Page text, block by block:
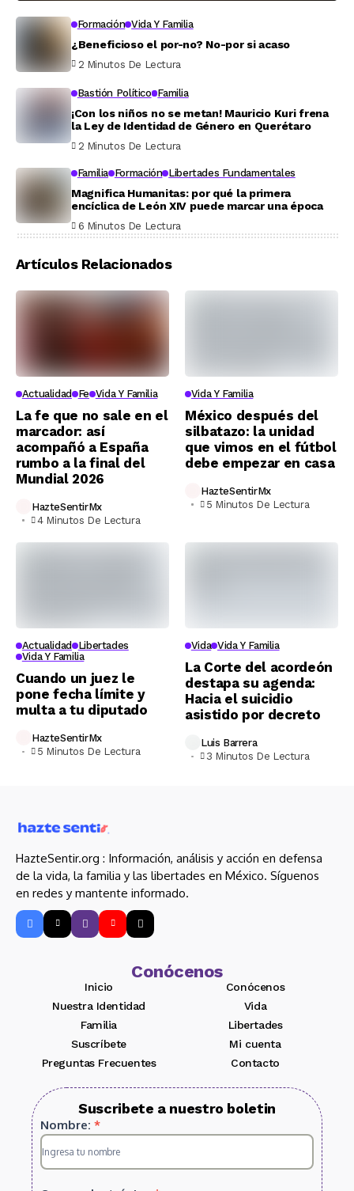
Formación Vida Y Familia
¿Beneficioso el por-no? No-por si acaso
2 Minutos De Lectura
Bastión Político Familia
¡Con los niños no se metan! Mauricio Kuri frena
la Ley de Identidad de Género en Querétaro
2 Minutos De Lectura
Familia Formación Libertades Fundamentales
Magnifica Humanitas: por qué la primera
encíclica de León XIV puede marcar una época
6 Minutos De Lectura
Artículos Relacionados
Actualidad Fe Vida Y Familia
La fe que no sale en el
marcador: así
acompañó a España
rumbo a la final del
Mundial 2026
HazteSentirMx
4 Minutos De Lectura
Vida Y Familia
México después del
silbatazo: la unidad
que vimos en el fútbol
debe empezar en casa
HazteSentirMx
5 Minutos De Lectura
Actualidad
Libertades
Vida Y Familia
Cuando un juez le
pone fecha límite y
multa a tu diputado
HazteSentirMx
5 Minutos De Lectura
Vida Vida Y Familia
La Corte del acordeón
destapa su agenda:
Hacia el suicidio
asistido por decreto
Luis Barrera
3 Minutos De Lectura
HazteSentir.org : Información, análisis y acción en defensa
de la vida, la familia y las libertades en México. Síguenos
en redes y mantente informado.
Conócenos
Inicio
Conócenos
Nuestra Identidad
Vida
Familia
Libertades
Suscríbete
Mi cuenta
Preguntas Frecuentes
Contacto
Suscribete a nuestro boletin
Suscripcion
HS
Nombre: *